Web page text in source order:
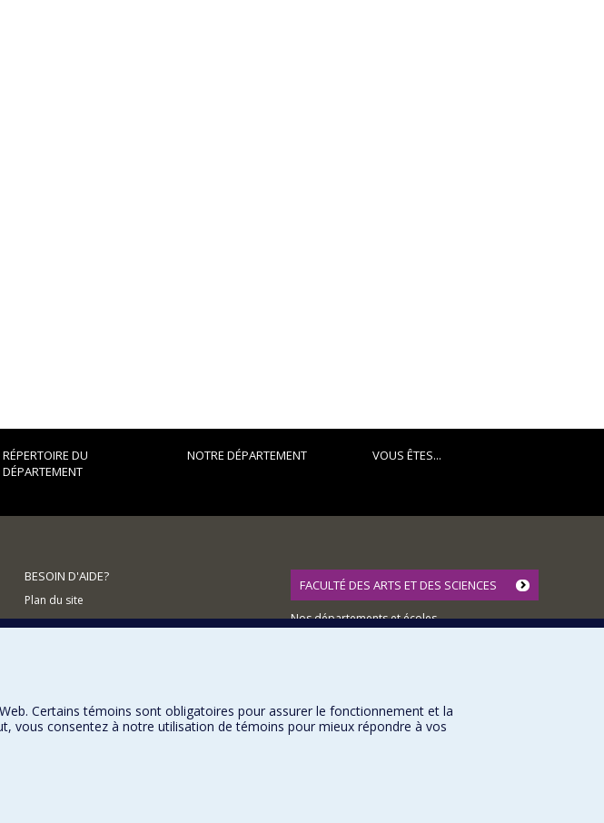
RÉPERTOIRE DU
DÉPARTEMENT
NOTRE DÉPARTEMENT VOUS ÊTES...
BESOIN D'AIDE?
Plan du site
Signaler une erreur
FACULTÉ DES ARTS ET DES SCIENCES
Nos départements et écoles
Certains témoins sont obligatoires pour assurer le fonctionnement et la
vous consentez à notre utilisation de témoins pour mieux répondre à vos